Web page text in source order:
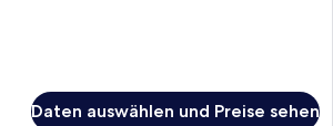
Daten auswählen und Preise sehen